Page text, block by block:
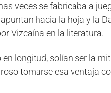
veces se fabricaba a
hacia la hoja y la
Vizcaína en la literatura.
longitud, solían ser la
tomarse esa ventaja